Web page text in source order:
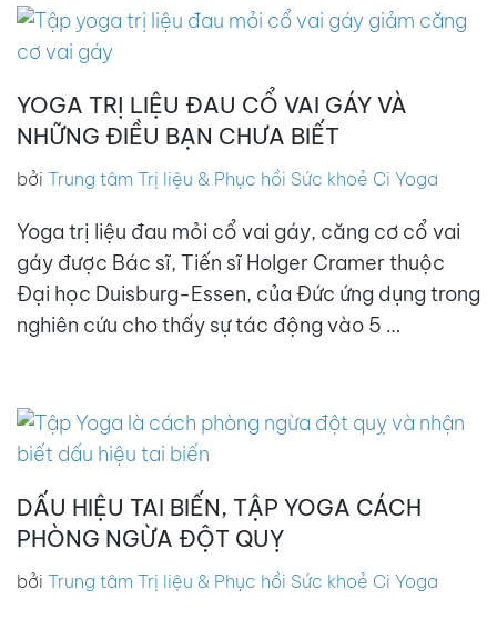
YOGA TRỊ LIỆU ĐAU CỔ VAI GÁY VÀ
NHỮNG ĐIỀU BẠN CHƯA BIẾT
bởi Trung tâm Trị liệu & Phục hồi Sức khoẻ Ci Yoga
Yoga trị liệu đau mỏi cổ vai gáy, căng cơ cổ vai
gáy được Bác sĩ, Tiến sĩ Holger Cramer thuộc
Đại học Duisburg-Essen, của Đức ứng dụng trong
nghiên cứu cho thấy sự tác động vào 5 …
DẤU HIỆU TAI BIẾN, TẬP YOGA CÁCH
PHÒNG NGỪA ĐỘT QUỴ
bởi Trung tâm Trị liệu & Phục hồi Sức khoẻ Ci Yoga